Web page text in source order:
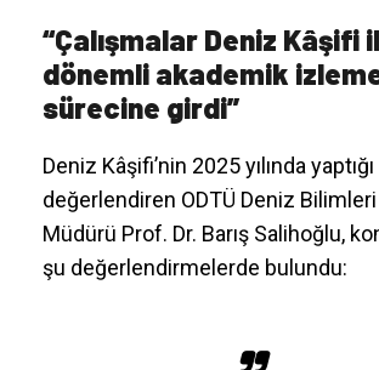
“Çalışmalar Deniz Kâşifi
dönemli akademik
sürecine girdi”
Deniz Kâşifi’nin 2025 yılında
değerlendiren ODTÜ Deniz
Müdürü Prof. Dr. Barış Salihoğlu,
şu değerlendirmelerde bulundu: